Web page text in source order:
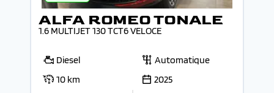
ALFA ROMEO TONALE
1.6 MULTIJET 130 TCT6 VELOCE
Diesel
Automatique
10 km
2025